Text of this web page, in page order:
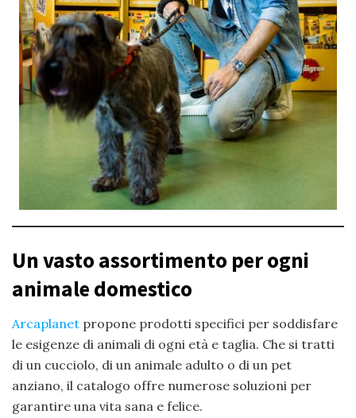
Un vasto assortimento per ogni
animale domestico
Arcaplanet propone prodotti specifici per soddisfare
le esigenze di animali di ogni età e taglia. Che si tratti
di un cucciolo, di un animale adulto o di un pet
anziano, il catalogo offre numerose soluzioni per
garantire una vita sana e felice.